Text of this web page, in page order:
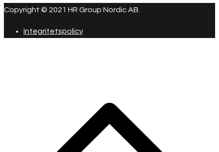
Copyright © 2021 HR Group Nordic AB.
Integritetspolicy